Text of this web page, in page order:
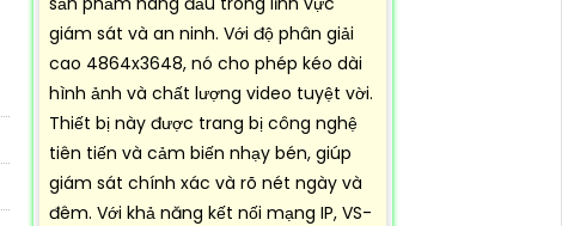
giám sát và an ninh. Với độ phân giải
cao 4864x3648, nó cho phép kéo dài
hình ảnh và chất lượng video tuyệt vời.
Thiết bị này được trang bị công nghệ
tiên tiến và cảm biến nhạy bén, giúp
giám sát chính xác và rõ nét ngày và
đêm. Với khả năng kết nối mạng IP, VS-